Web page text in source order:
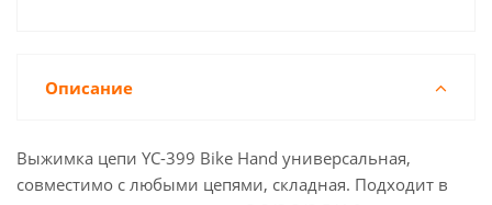
Описание
Выжимка цепи YC-399 Bike Hand универсальная,
совместимо с любыми цепями, складная. Подходит в